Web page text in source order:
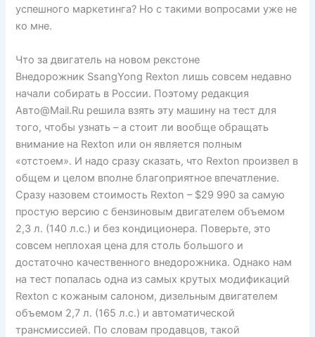
успешного маркетинга? Но с такими вопросами уже не
ко мне.
Что за двигатель на новом рекстоне
Внедорожник SsangYong Rexton лишь совсем недавно
начали собирать в России. Поэтому редакция
Авто@Mail.Ru решила взять эту машину на тест для
того, чтобы узнать – а стоит ли вообще обращать
внимание на Rexton или он является полным
«отстоем». И надо сразу сказать, что Rexton произвел в
общем и целом вполне благоприятное впечатление.
Сразу назовем стоимость Rexton – $29 990 за самую
простую версию с бензиновым двигателем объемом
2,3 л. (140 л.с.) и без кондиционера. Поверьте, это
совсем неплохая цена для столь большого и
достаточно качественного внедорожника. Однако нам
на тест попалась одна из самых крутых модификаций
Rexton с кожаным салоном, дизельным двигателем
объемом 2,7 л. (165 л.с.) и автоматической
трансмиссией. По словам продавцов, такой